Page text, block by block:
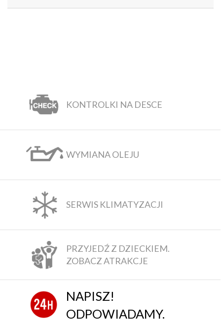
KONTROLKI NA DESCE
WYMIANA OLEJU
SERWIS KLIMATYZACJI
PRZYJEDŹ Z DZIECKIEM.
ZOBACZ ATRAKCJE
NAPISZ!
ODPOWIADAMY.